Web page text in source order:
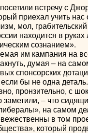
встречу с
приехал учить нас
мол,
находится в
сознанием».
им кампания на
думая – на
спонсорских
бы не одна
пронзительно, с
заметили, – что
на самом
в том
который